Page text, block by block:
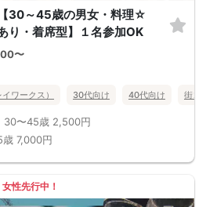
30～45歳の男女・料理☆
り・着席型】１名参加OK
〜
ワークス） 30代向け 40代向け 街コ
30〜45歳 2,500円
歳 7,000円
女性先行中！